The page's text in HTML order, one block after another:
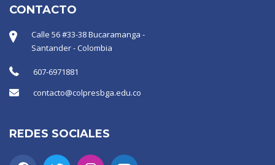
CONTACTO
Calle 56 #33-38 Bucaramanga -
Santander - Colombia
607-6971881
contacto@colpresbga.edu.co
REDES SOCIALES